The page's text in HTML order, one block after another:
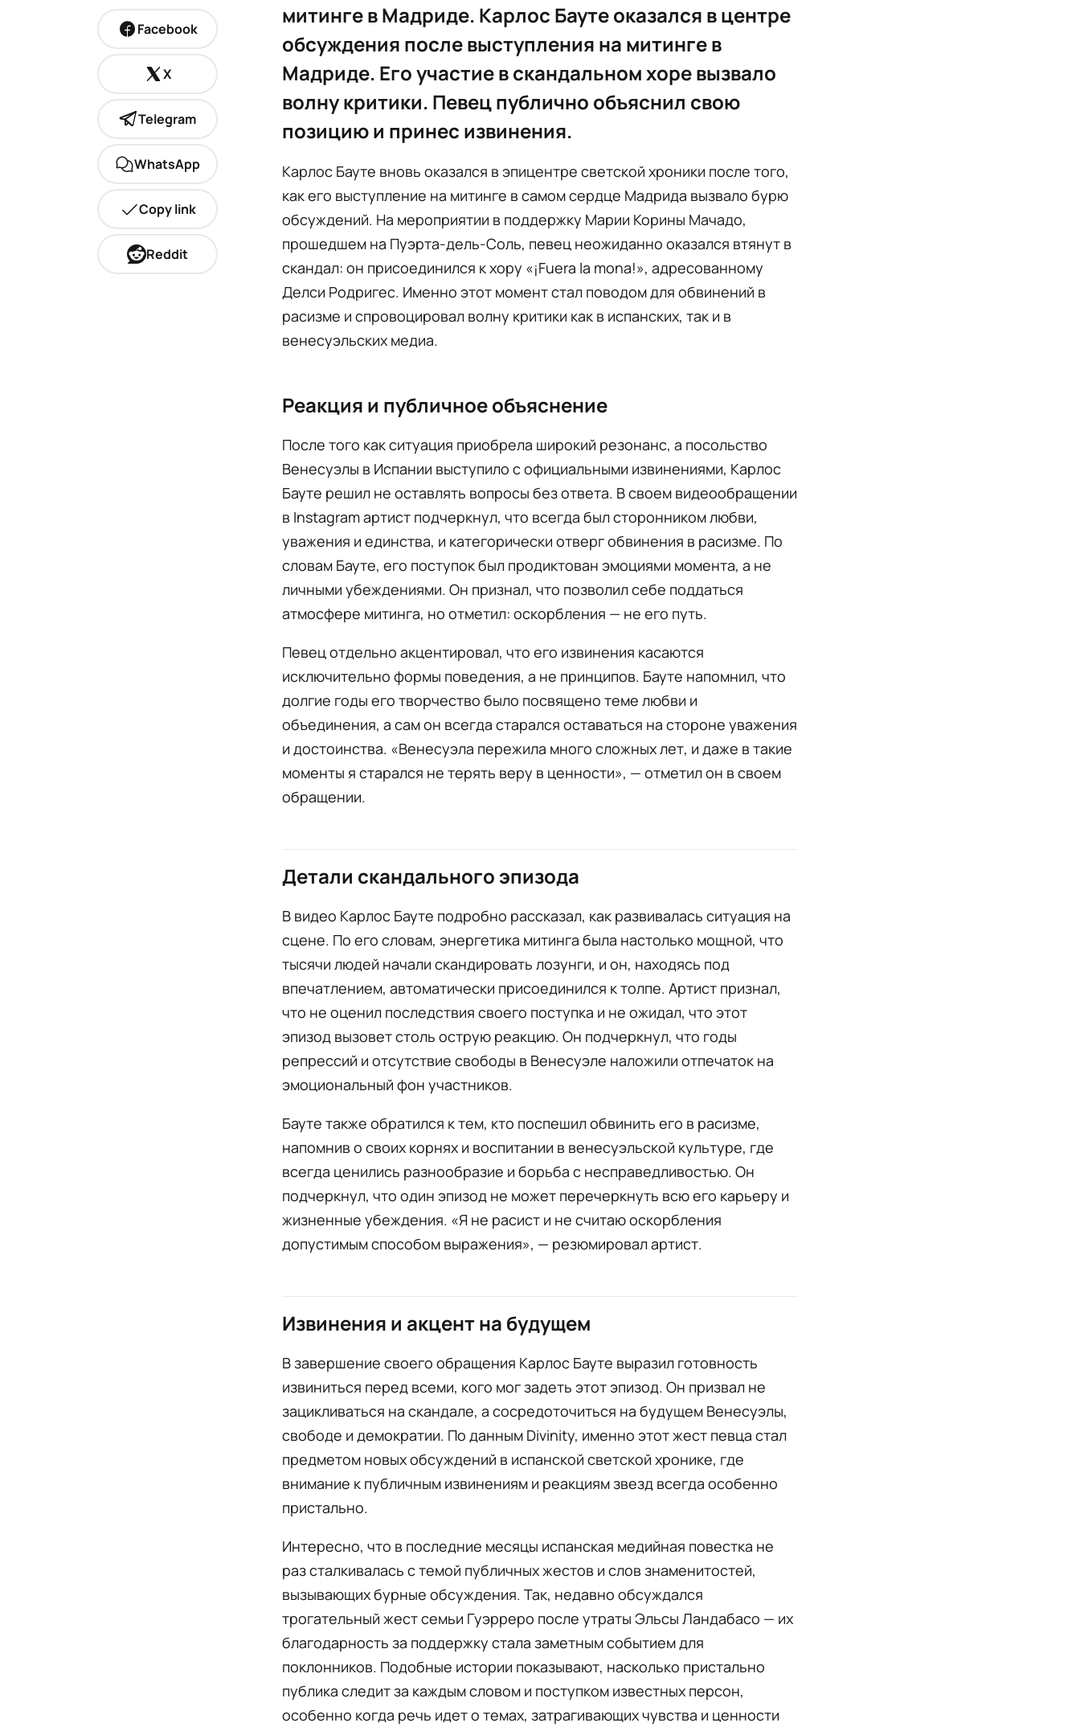
Facebook
X
Telegram
WhatsApp
Copy link
Reddit
митинге в Мадриде. Карлос Бауте оказался в центре
обсуждения после выступления на митинге в
Мадриде. Его участие в скандальном хоре вызвало
волну критики. Певец публично объяснил свою
позицию и принес извинения.
Карлос Бауте вновь оказался в эпицентре светской хроники после того,
как его выступление на митинге в самом сердце Мадрида вызвало бурю
обсуждений. На мероприятии в поддержку Марии Корины Мачадо,
прошедшем на Пуэрта-дель-Соль, певец неожиданно оказался втянут в
скандал: он присоединился к хору «¡Fuera la mona!», адресованному
Делси Родригес. Именно этот момент стал поводом для обвинений в
расизме и спровоцировал волну критики как в испанских, так и в
венесуэльских медиа.
Реакция и публичное объяснение
После того как ситуация приобрела широкий резонанс, а посольство
Венесуэлы в Испании выступило с официальными извинениями, Карлос
Бауте решил не оставлять вопросы без ответа. В своем видеообращении
в Instagram артист подчеркнул, что всегда был сторонником любви,
уважения и единства, и категорически отверг обвинения в расизме. По
словам Бауте, его поступок был продиктован эмоциями момента, а не
личными убеждениями. Он признал, что позволил себе поддаться
атмосфере митинга, но отметил: оскорбления — не его путь.
Певец отдельно акцентировал, что его извинения касаются
исключительно формы поведения, а не принципов. Бауте напомнил, что
долгие годы его творчество было посвящено теме любви и
объединения, а сам он всегда старался оставаться на стороне уважения
и достоинства. «Венесуэла пережила много сложных лет, и даже в такие
моменты я старался не терять веру в ценности», — отметил он в своем
обращении.
Детали скандального эпизода
В видео Карлос Бауте подробно рассказал, как развивалась ситуация на
сцене. По его словам, энергетика митинга была настолько мощной, что
тысячи людей начали скандировать лозунги, и он, находясь под
впечатлением, автоматически присоединился к толпе. Артист признал,
что не оценил последствия своего поступка и не ожидал, что этот
эпизод вызовет столь острую реакцию. Он подчеркнул, что годы
репрессий и отсутствие свободы в Венесуэле наложили отпечаток на
эмоциональный фон участников.
Бауте также обратился к тем, кто поспешил обвинить его в расизме,
напомнив о своих корнях и воспитании в венесуэльской культуре, где
всегда ценились разнообразие и борьба с несправедливостью. Он
подчеркнул, что один эпизод не может перечеркнуть всю его карьеру и
жизненные убеждения. «Я не расист и не считаю оскорбления
допустимым способом выражения», — резюмировал артист.
Извинения и акцент на будущем
В завершение своего обращения Карлос Бауте выразил готовность
извиниться перед всеми, кого мог задеть этот эпизод. Он призвал не
зацикливаться на скандале, а сосредоточиться на будущем Венесуэлы,
свободе и демократии. По данным Divinity, именно этот жест певца стал
предметом новых обсуждений в испанской светской хронике, где
внимание к публичным извинениям и реакциям звезд всегда особенно
пристально.
Интересно, что в последние месяцы испанская медийная повестка не
раз сталкивалась с темой публичных жестов и слов знаменитостей,
вызывающих бурные обсуждения. Так, недавно обсуждался
трогательный жест семьи Гуэрреро после утраты Эльсы Ландабасо — их
благодарность за поддержку стала заметным событием для
поклонников. Подобные истории показывают, насколько пристально
публика следит за каждым словом и поступком известных персон,
особенно когда речь идет о темах, затрагивающих чувства и ценности